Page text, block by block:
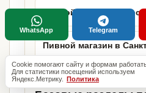
Пивной магазин в
Пивной магазин в
Cookie помогают сайту и формам работать
Для статистики посещений используем
Яндекс.Метрику. Политика
WhatsApp Telegram